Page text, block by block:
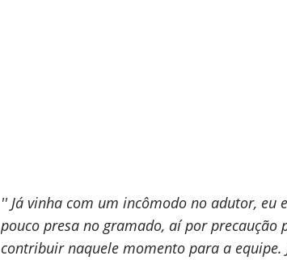
'' Já vinha com um incômodo no adutor, eu
pouco presa no gramado, aí por
contribuir naquele momento para a